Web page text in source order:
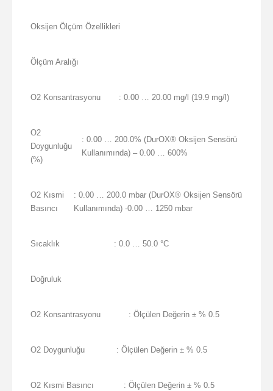
Oksijen Ölçüm Özellikleri
Ölçüm Aralığı
O2 Konsantrasyonu : 0.00 … 20.00 mg/l (19.9 mg/l)
O2
Doygunluğu
(%)
: 0.00 … 200.0% (DurOX® Oksijen Sensörü
Kullanımında) – 0.00 … 600%
O2 Kısmi
Basıncı
: 0.00 … 200.0 mbar (DurOX® Oksijen Sensörü
Kullanımında) -0.00 … 1250 mbar
Sıcaklık : 0.0 … 50.0 °C
Doğruluk
O2 Konsantrasyonu : Ölçülen Değerin ± % 0.5
O2 Doygunluğu : Ölçülen Değerin ± % 0.5
O2 Kısmi Basıncı : Ölçülen Değerin ± % 0.5